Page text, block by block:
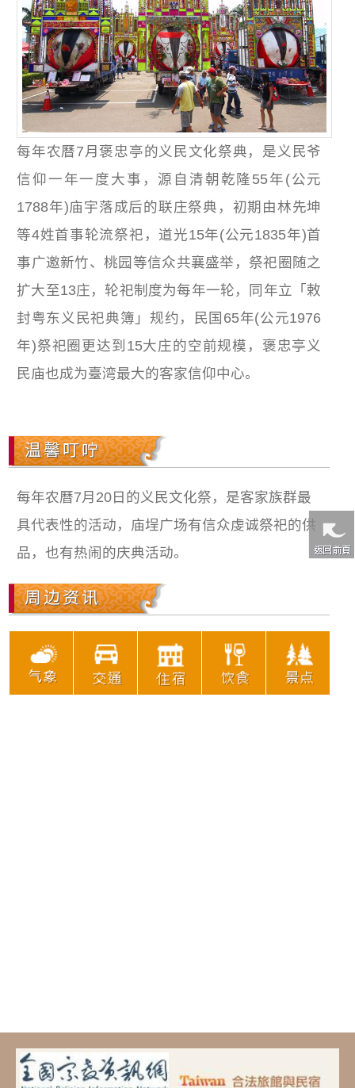
每年农曆7月褒忠亭的义民文化祭典，是义民爷
信仰一年一度大事，源自清朝乾隆55年(公元
1788年)庙宇落成后的联庄祭典，初期由林先坤
等4姓首事轮流祭祀，道光15年(公元1835年)首
事广邀新竹、桃园等信众共襄盛举，祭祀圈随之
扩大至13庄，轮祀制度为每年一轮，同年立「敕
封粤东义民祀典簿」规约，民国65年(公元1976
年)祭祀圈更达到15大庄的空前规模，褒忠亭义
民庙也成为臺湾最大的客家信仰中心。
温馨叮咛
每年农曆7月20日的义民文化祭，是客家族群最
具代表性的活动，庙埕广场有信众虔诚祭祀的供
品，也有热闹的庆典活动。
周边资讯